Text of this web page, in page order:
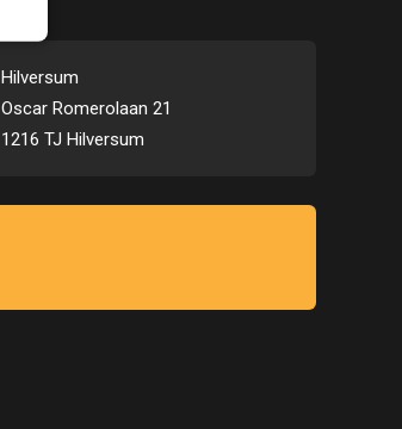
Hilversum
Oscar Romerolaan 21
1216 TJ Hilversum